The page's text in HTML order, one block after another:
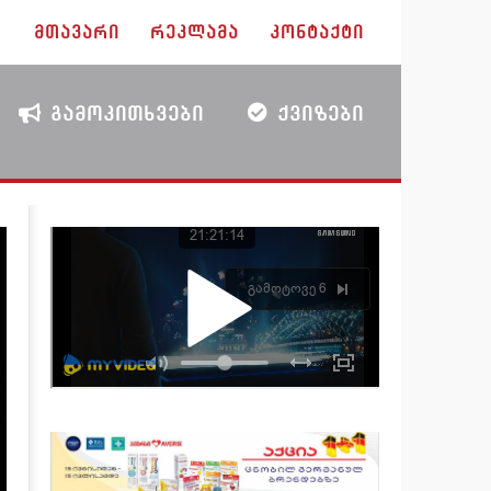
ᲛᲗᲐᲕᲐᲠᲘ ᲠᲔᲙᲚᲐᲛᲐ ᲙᲝᲜᲢᲐᲥᲢᲘ
ᲒᲐᲛᲝᲙᲘᲗᲮᲕᲔᲑᲘ ᲥᲕᲘᲖᲔᲑᲘ